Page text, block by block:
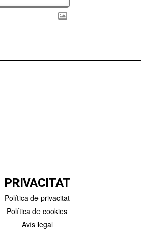
PRIVACITAT
Política de privacitat
Política de cookies
Avís legal